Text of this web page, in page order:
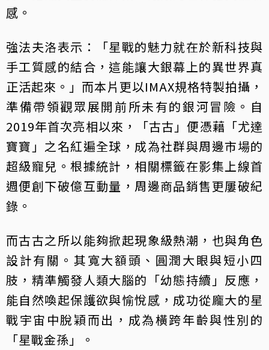
感。
強法夫洛表示：「星戰的魅力就在於新科技與
手工質感的結合，這能讓大銀幕上的異世界真
正活起來。」而本片更以IMAX規格特製拍攝，
準備帶領觀眾展開前所未有的銀河冒險。自
2019年首次亮相以來，「古古」便憑藉「尤達
寶寶」之名紅遍全球，成為社群與周邊市場的
超級寵兒。根據統計，相關標籤在影集上線首
週便創下破億互動量，周邊商品銷售更屢破紀
錄。
而古古之所以能夠掀起現象級熱潮，也與角色
設計有關。其寬大額頭、圓潤大眼與短小四
肢，精準觸發人類大腦的「幼態持續」反應，
能自然喚起保護欲與愉悅感，成功從龐大的星
戰宇宙中脫穎而出，成為橫跨年齡與性別的
「星戰金孫」。